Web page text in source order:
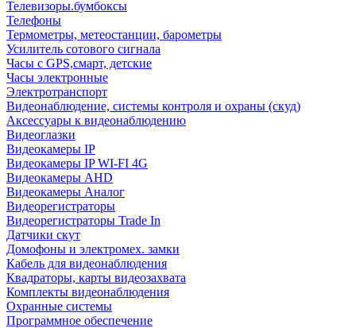
Телевизоры.бумбоксы
Телефоны
Термометры, метеостанции, барометры
Усилитель сотового сигнала
Часы с GPS,смарт, детские
Часы электронные
Электротранспорт
Видеонаблюдение, системы контроля и охраны (скуд)
Аксессуары к видеонаблюдению
Видеоглазки
Видеокамеры IP
Видеокамеры IP WI-FI 4G
Видеокамеры AHD
Видеокамеры Аналог
Видеорегистраторы
Видеорегистраторы Trade In
Датчики скут
Домофоны и электромех. замки
Кабель для видеонаблюдения
Квадраторы, карты видеозахвата
Комплекты видеонаблюдения
Охранные системы
Программное обеспечение